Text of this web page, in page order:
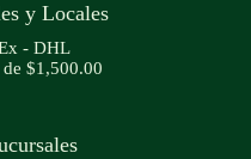
y Locales
- DHL
$1,500.00